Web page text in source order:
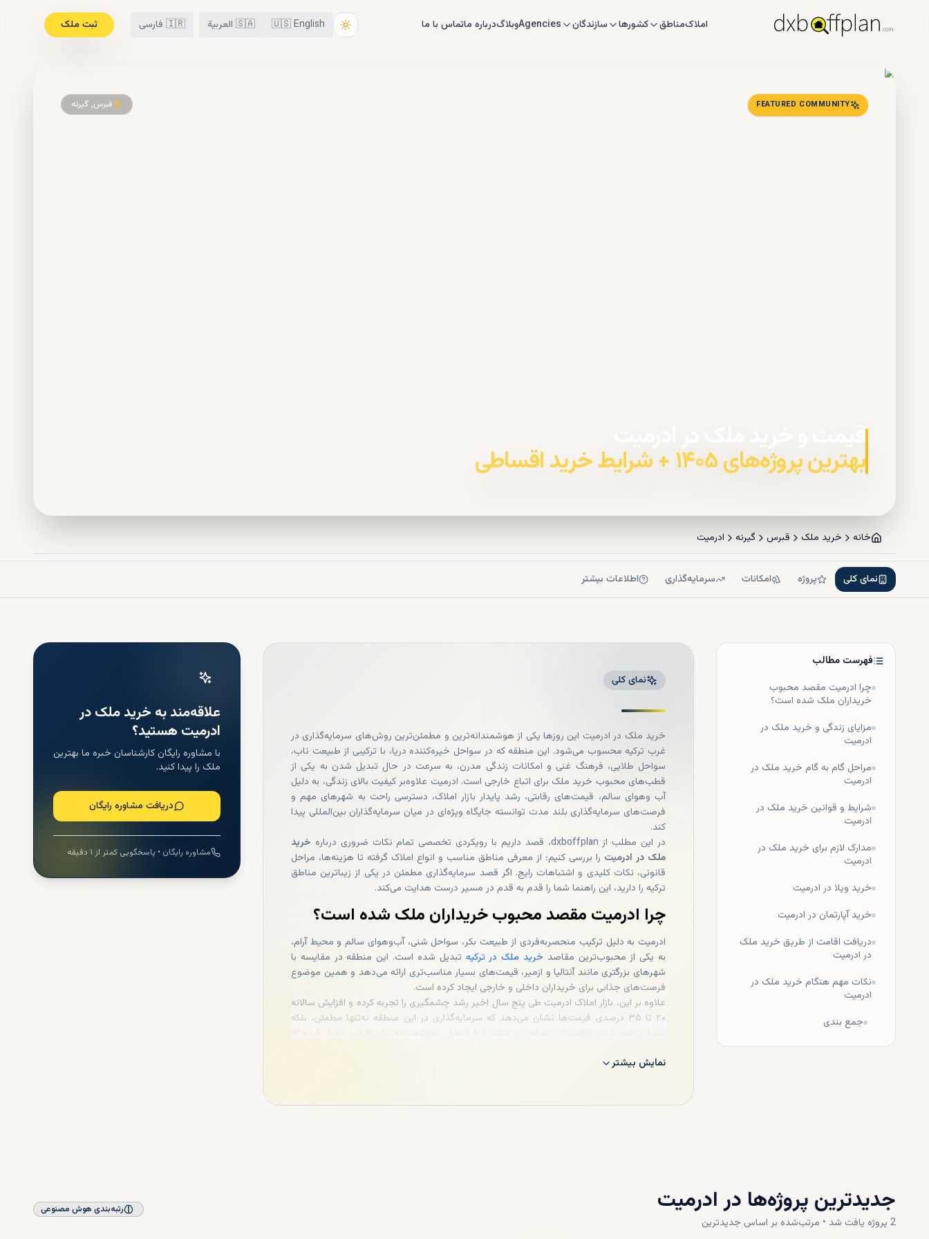
املاکمناطق کشورها سازندگان Agenciesوبلاگدرباره ماتماس با ما 🇺🇸English
🇸🇦 العربية 🇮🇷 فارسی ثبت ملک
FEATURED COMMUNITY قبرس, گیرنه
بهترین پروژه‌های ۱۴۰۵ + شرایط خرید اقساطی
خانه خرید ملک قبرس گیرنه ادرمیت
نمای کلی پروژه امکانات سرمایه‌گذاری اطلاعات بیشتر
فهرست مطالب
چرا ادرمیت مقصد محبوب
خریداران ملک شده است؟
مزایای زندگی و خرید ملک در
ادرمیت
مراحل گام به گام خرید ملک در
ادرمیت
شرایط و قوانین خرید ملک در
ادرمیت
مدارک لازم برای خرید ملک در
ادرمیت
خرید ویلا در ادرمیت
خرید آپارتمان در ادرمیت
دریافت اقامت از طریق خرید ملک
در ادرمیت
نکات مهم هنگام خرید ملک در
ادرمیت
جمع بندی
نمای کلی
خرید ملک در ادرمیت این روزها یکی از هوشمندانه‌ترین و مطمئن‌ترین روش‌های سرمایه‌گذاری در
غرب ترکیه محسوب می‌شود. این منطقه که در سواحل خیره‌کننده دریا، با ترکیبی از طبیعت ناب،
سواحل طلایی، فرهنگ غنی و امکانات زندگی مدرن، به سرعت در حال تبدیل ‌شدن به یکی از
قطب‌های محبوب خرید ملک برای اتباع خارجی است. ادرمیت علاوه‌بر کیفیت بالای زندگی، به دلیل
آب ‌وهوای سالم، قیمت‌های رقابتی، رشد پایدار بازار املاک، دسترسی راحت به شهرهای مهم و
فرصت‌های سرمایه‌گذاری بلند مدت توانسته جایگاه ویژه‌ای در میان سرمایه‌گذاران بین‌المللی پیدا
کند.
در این مطلب از dxboffplan، قصد داریم با رویکردی تخصصی تمام نکات ضروری درباره
خرید
ملک در ادرمیت را بررسی کنیم؛ از معرفی مناطق مناسب و انواع املاک گرفته تا هزینه‌ها، مراحل
قانونی، نکات کلیدی و اشتباهات رایج. اگر قصد سرمایه‌گذاری مطمئن در یکی از زیباترین مناطق
ترکیه را دارید، این راهنما شما را قدم‌ به‌ قدم در مسیر درست هدایت می‌کند.
چرا ادرمیت مقصد محبوب خریداران ملک شده است؟
ادرمیت به دلیل ترکیب منحصربه‌فردی از طبیعت بکر، سواحل شنی، آب‌وهوای سالم و محیط آرام،
به یکی از محبوب‌ترین مقاصد خرید ملک در ترکیه تبدیل شده است. این منطقه در مقایسه با
شهرهای بزرگتری مانند آنتالیا و ازمیر، قیمت‌های بسیار مناسب‌تری ارائه می‌دهد و همین موضوع
فرصت‌های جذابی برای خریداران داخلی و خارجی ایجاد کرده است.
علاوه بر این، بازار املاک ادرمیت طی پنج سال اخیر رشد چشمگیری را تجربه کرده و افزایش سالانه
۲۰ تا ۳۵ درصدی قیمت‌ها نشان می‌دهد که سرمایه‌گذاری در این منطقه نه‌تنها مطمئن، بلکه
نمایش بیشتر
علاقه‌مند به خرید ملک در
ادرمیت هستید؟
با مشاوره رایگان کارشناسان خبره ما بهترین
ملک را پیدا کنید.
دریافت مشاوره رایگان
مشاوره رایگان • پاسخگویی کمتر از ۱ دقیقه
جدیدترین پروژه‌ها در ادرمیت
2 پروژه یافت شد • مرتب‌شده بر اساس جدیدترین
رتبه‌بندی هوش مصنوعی